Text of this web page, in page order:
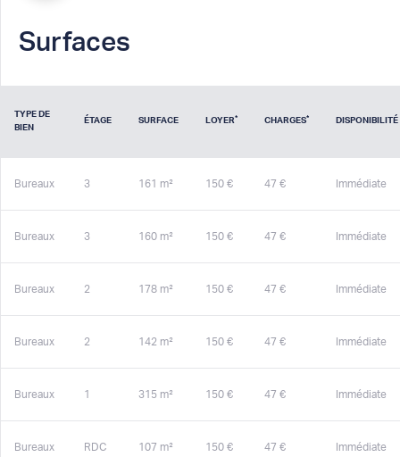
Surfaces
TYPE DE
BIEN
ÉTAGE SURFACE LOYER* CHARGES* DISPONIBILITÉ
Bureaux 3 161 m² 150 € 47 € Immédiate
Bureaux 3 160 m² 150 € 47 € Immédiate
Bureaux 2 178 m² 150 € 47 € Immédiate
Bureaux 2 142 m² 150 € 47 € Immédiate
Bureaux 1 315 m² 150 € 47 € Immédiate
Bureaux RDC 107 m² 150 € 47 € Immédiate